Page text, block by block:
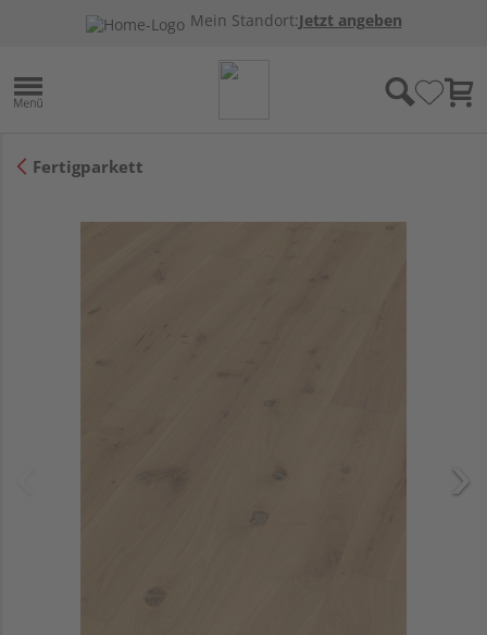
Mein Standort:Jetzt angeben
Fertigparkett